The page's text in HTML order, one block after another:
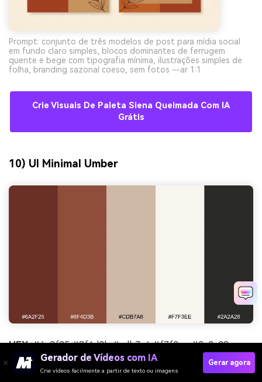
Prompt: conjunto de três modelos de post para mídia social
em fundo claro simples, blocos dominantes de ferrugem
quente e bege com tipografia mínima, ilustrações simples de
folha, branding sazonal coeso, sem fotos --ar 1:1
Crie Visuais De Paleta Siena Queimada Com IA
Grátis
10) UI Minimal Umber
HEX:#6a2f25 #8f4d3b #cdb7a6 #f7f3ee #2a2a28
Clima:
limpo e editorial
Gerador de Vídeos com IA
Crie vídeos facilmente a partir de texto ou imagens
Gerar agora